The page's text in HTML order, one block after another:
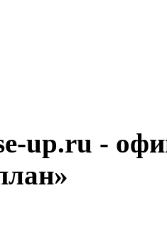
up.ru -